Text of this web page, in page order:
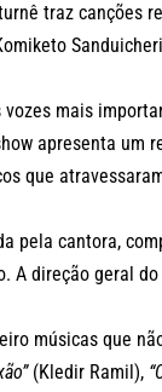
traz canções
vozes mais
apresenta um
que
pela cantora,
A direção geral
músicas que
(Kledir Ramil),